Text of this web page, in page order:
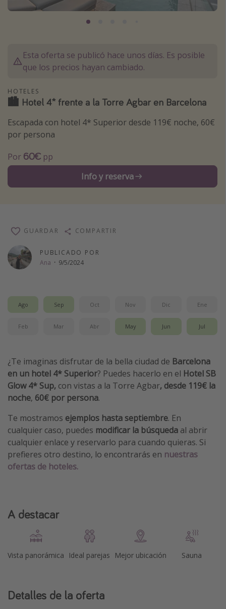
Marruecos
Tailandia
Albania
Inspiración para viajes
Camping
Glamping
Viajar sola como mujer
Viajes para singles
Escapadas románticas
Más temas
Cruceros por el Mediterráneo
Guía de equipaje de mano
Parques de atracciones
Viaja con musicales
El Rey León el musical
Harry Potter en Londres y otros destinos
Eventos deportivos
Esta oferta se publicó hace unos días. Es posible
que los precios hayan cambiado.
HOTELES
🏙 Hotel 4* frente a la Torre Agbar en Barcelona
Escapada con hotel 4* Superior desde 119€ noche, 60€
por persona
Por 60€ pp
Info y reserva
PUBLICADO POR
Ana · 9/5/2024
GUARDAR COMPARTIR
Ago Sep Oct Nov Dic Ene
Feb Mar Abr May Jun Jul
¿Te imaginas disfrutar de la bella ciudad de Barcelona
en un hotel 4* Superior? Puedes hacerlo en el Hotel SB
Glow 4* Sup, con vistas a la Torre Agbar, desde 119€ la
noche, 60€ por persona.
Te mostramos ejemplos hasta septiembre. En
cualquier caso, puedes modificar la búsqueda al abrir
cualquier enlace y reservarlo para cuando quieras. Si
prefieres otro destino, lo encontrarás en nuestras
ofertas de hoteles.
A destacar
Vista panorámica Ideal parejas Mejor ubicación Sauna
Detalles de la oferta